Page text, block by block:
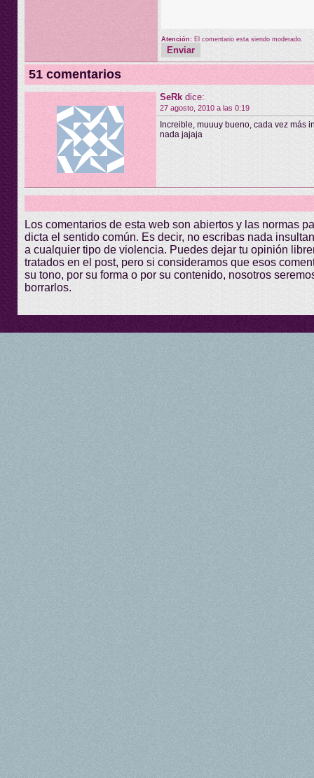
Atención: El comentario esta siendo moderado.
51 comentarios
SeRk dice:
27 agosto, 2010 a las 0:19
Increible, muuuy bueno, cada vez más
nada jajaja
Los comentarios de esta web son abiertos y las normas
dicta el sentido común. Es decir, no escribas nada
a cualquier tipo de violencia. Puedes dejar tu opinión
tratados en el post, pero si consideramos que esos
su tono, por su forma o por su contenido, nosotros
borrarlos.